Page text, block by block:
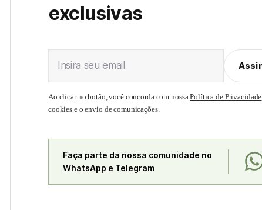
exclusivas
Insira seu email
Ao clicar no botão, você concorda com nossaPolítica de Privacidade
cookies e o envio de comunicações.
Faça parte da nossa comunidade no
WhatsApp e Telegram